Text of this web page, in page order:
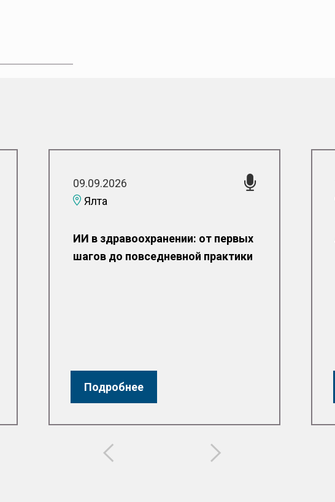
09.09.2026
Ялта
ИИ в здравоохранении: от первых
шагов до повседневной практики
Подробнее